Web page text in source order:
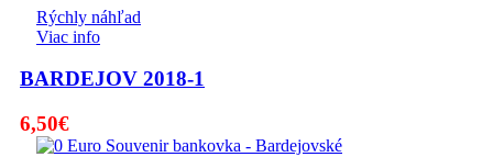
Rýchly náhľad
Viac info
BARDEJOV 2018-1
6,50€